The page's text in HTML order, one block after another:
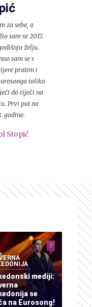
za sebe, a
sam se 2017.
želju.
sam se s
pratim i
toliko
do riječi na
Prvi put na
godine.
Stopić
mediji:
se
na Eurosong!
3